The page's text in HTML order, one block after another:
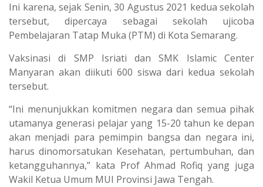
Ini karena, sejak Senin, 30 Agustus 2021 kedua sekolah
tersebut, dipercaya sebagai sekolah ujicoba
Pembelajaran Tatap Muka (PTM) di Kota Semarang.
Vaksinasi di SMP Isriati dan SMK Islamic Center
Manyaran akan diikuti 600 siswa dari kedua sekolah
tersebut.
“Ini menunjukkan komitmen negara dan semua pihak
utamanya generasi pelajar yang 15-20 tahun ke depan
akan menjadi para pemimpin bangsa dan negara ini,
harus dinomorsatukan Kesehatan, pertumbuhan, dan
ketangguhannya,” kata Prof Ahmad Rofiq yang juga
Wakil Ketua Umum MUI Provinsi Jawa Tengah.